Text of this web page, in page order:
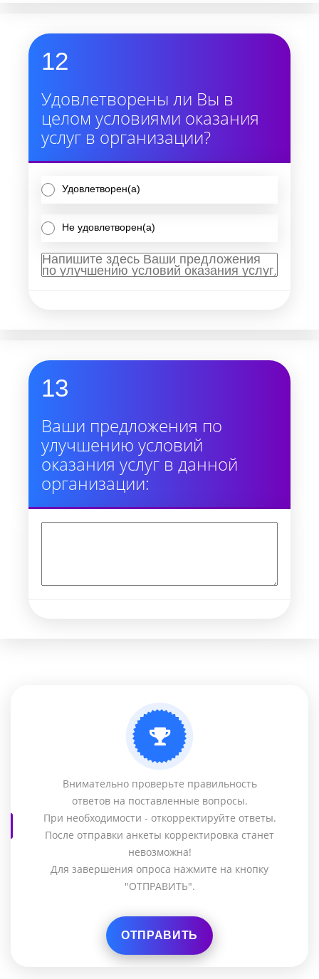
12
Удовлетворены ли Вы в
целом условиями оказания
услуг в организации?
Удовлетворен(а)
Не удовлетворен(а)
13
Ваши предложения по
улучшению условий
оказания услуг в данной
организации:
Внимательно проверьте правильность
ответов на поставленные вопросы.
При необходимости - откорректируйте ответы.
После отправки анкеты корректировка станет
невозможна!
Для завершения опроса нажмите на кнопку
"ОТПРАВИТЬ".